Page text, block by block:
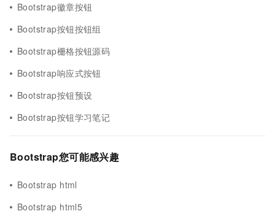
Bootstrap徽章按钮
Bootstrap按钮按钮组
Bootstrap栅格按钮源码
Bootstrap响应式按钮
Bootstrap按钮预设
Bootstrap按钮学习笔记
Bootstrap您可能感兴趣
Bootstrap html
Bootstrap html5